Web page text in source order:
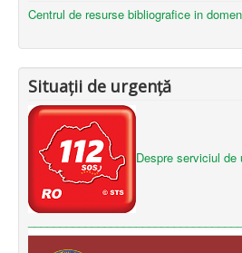
Centrul de resurse bibliografice in
Situații de urgență
Despre serviciul de